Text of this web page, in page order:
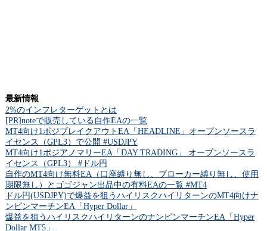
最新情報
2%のインフレターゲットとは
[PR]noteで販売している自作EAの一覧
MT4向け1ポジブレイクアウトEA「HEADLINE」オープンソースラ
イセンス（GPL3）で公開 #USDJPY
MT4向け1ポジアノマリーEA「DAY TRADING」 オープンソースラ
イセンス（GPL3） #ドル円
自作のMT4向け無料EA（口座縛り無し、ブローカー縛り無し、使用
期限無し）とゴゴジャン出品中の有料EAの一覧 #MT4
ドル円(USDJPY)で爆益を狙うハイリスクハイリターンのMT4向けナ
ンピンマーチンEA「Hyper Dollar」
爆益を狙うハイリスクハイリターンのナンピンマーチンEA「Hyper
Dollar MT5」